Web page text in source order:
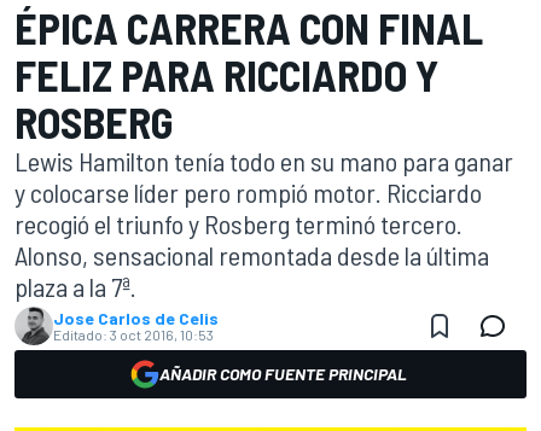
ÉPICA CARRERA CON FINAL
FELIZ PARA RICCIARDO Y
ROSBERG
Lewis Hamilton tenía todo en su mano para ganar
y colocarse líder pero rompió motor. Ricciardo
recogió el triunfo y Rosberg terminó tercero.
Alonso, sensacional remontada desde la última
plaza a la 7ª.
Jose Carlos de Celis
Editado: 3 oct 2016, 10:53
AÑADIR COMO FUENTE PRINCIPAL